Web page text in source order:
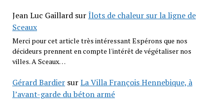
Jean Luc GaillardsurÎlots de chaleur sur la ligne de
Sceaux
Merci pour cet article très intéressant Espérons que nos
décideurs prennent en compte l'intérêt de végétaliser nos
villes. A Sceaux…
Gérard BardiersurLa Villa François Hennebique, à
l’avant-garde du béton armé